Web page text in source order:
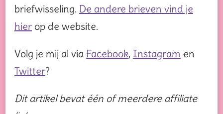
briefwisseling. De andere brieven vind je
hier op de website.
Volg je mij al via Facebook, Instagram en
Twitter?
Dit artikel bevat één of meerdere affiliate